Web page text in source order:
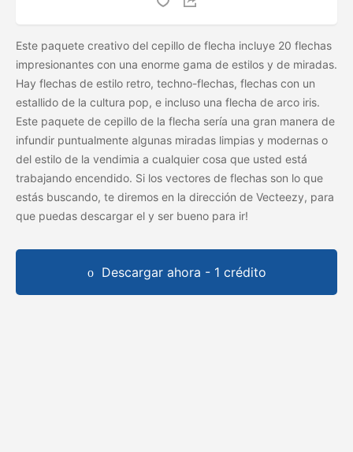
Este paquete creativo del cepillo de flecha incluye 20 flechas
impresionantes con una enorme gama de estilos y de miradas.
Hay flechas de estilo retro, techno-flechas, flechas con un
estallido de la cultura pop, e incluso una flecha de arco iris.
Este paquete de cepillo de la flecha sería una gran manera de
infundir puntualmente algunas miradas limpias y modernas o
del estilo de la vendimia a cualquier cosa que usted está
trabajando encendido. Si los vectores de flechas son lo que
estás buscando, te diremos en la dirección de Vecteezy, para
que puedas descargar el y ser bueno para ir!
Descargar ahora - 1 crédito